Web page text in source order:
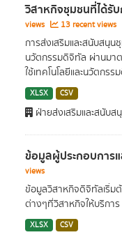
วิสาหกิจชุมชนที่ได้รั
views
13 recent views
การส่งเสริมและสนับสนุน
นวัตกรรมดิจิทัล ผ่านมา
ใช้เทคโนโลยีและนวัตกร
XLSX CSV
ฝ่ายส่งเสริมและสนับ
ข้อมูลผู้ประกอบการแ
views
ข้อมูลวิสาหกิจดิจิทัลเริ่ม
ต่างๆที่วิสาหกิจให้บริการ
XLSX CSV